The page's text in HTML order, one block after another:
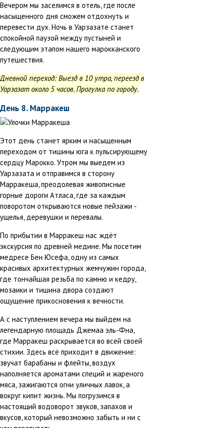
Вечером мы заселимся в отель, где после
насыщенного дня сможем отдохнуть и
перевести дух. Ночь в Уарзазате станет
спокойной паузой между пустыней и
следующим этапом нашего марокканского
путешествия.
Дневной переход: Выезд в 10 утра, переезд в
Уарзазат около 5 часов. Прогулка по городу.
День 8. Марракеш
Этот день станет ярким и насыщенным
переходом от тишины юга к пульсирующему
сердцу Марокко. Утром мы выедем из
Уарзазата и отправимся в сторону
Марракеша, преодолевая живописные
горные дороги Атласа, где за каждым
поворотом открываются новые пейзажи -
ущелья, деревушки и перевалы.
По прибытии в Марракеш нас ждёт
экскурсия по древней медине. Мы посетим
медресе Бен Юсефа, одну из самых
красивых архитектурных жемчужин города,
где тончайшая резьба по камню и кедру,
мозаики и тишина двора создают
ощущение прикосновения к вечности.
А с наступлением вечера мы выйдем на
легендарную площадь Джемаа эль-Фна,
где Марракеш раскрывается во всей своей
стихии. Здесь всё приходит в движение:
звучат барабаны и флейты, воздух
наполняется ароматами специй и жареного
мяса, зажигаются огни уличных лавок, а
вокруг кипит жизнь. Мы погрузимся в
настоящий водоворот звуков, запахов и
вкусов, который невозможно забыть и ни с